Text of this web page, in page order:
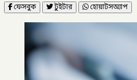
ফেসবুক
টুইটার হোয়াটসঅ্যাপ